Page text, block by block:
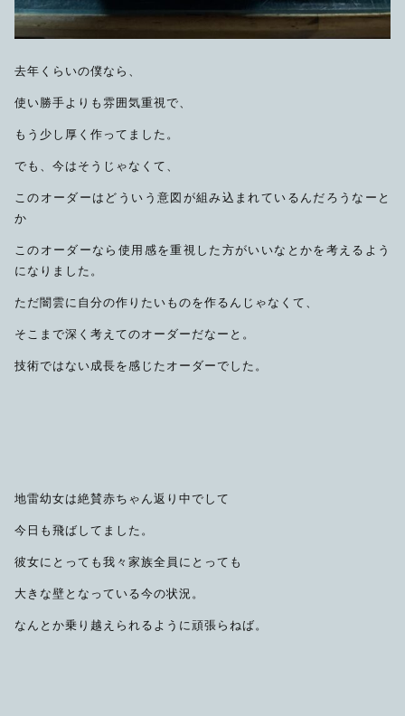
去年くらいの僕なら、
使い勝手よりも雰囲気重視で、
もう少し厚く作ってました。
でも、今はそうじゃなくて、
このオーダーはどういう意図が組み込まれているんだろうなーと
か
このオーダーなら使用感を重視した方がいいなとかを考えるよう
になりました。
ただ闇雲に自分の作りたいものを作るんじゃなくて、
そこまで深く考えてのオーダーだなーと。
技術ではない成長を感じたオーダーでした。
地雷幼女は絶賛赤ちゃん返り中でして
今日も飛ばしてました。
彼女にとっても我々家族全員にとっても
大きな壁となっている今の状況。
なんとか乗り越えられるように頑張らねば。